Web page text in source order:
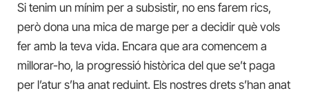
Si tenim un mínim per a subsistir, no ens farem rics,
però dona una mica de marge per a decidir què vols
fer amb la teva vida. Encara que ara comencem a
millorar-ho, la progressió històrica del que se’t paga
per l’atur s’ha anat reduint. Els nostres drets s’han anat